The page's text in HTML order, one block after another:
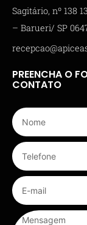
Sagitário, nº 138
– Barueri/ SP
PREENCHA O
CONTATO